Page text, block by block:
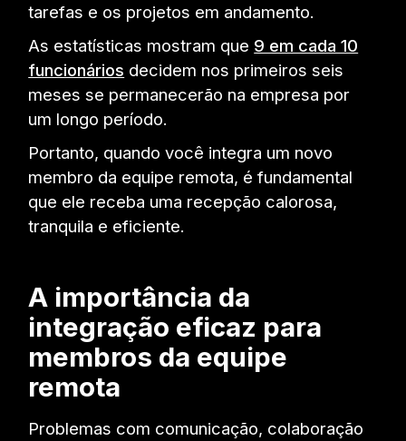
tarefas e os projetos em andamento.
As estatísticas mostram que 9 em cada 10
funcionários decidem nos primeiros seis
meses se permanecerão na empresa por
um longo período.
Portanto, quando você integra um novo
membro da equipe remota, é fundamental
que ele receba uma recepção calorosa,
tranquila e eficiente.
A importância da
integração eficaz para
membros da equipe
remota
Problemas com comunicação, colaboração